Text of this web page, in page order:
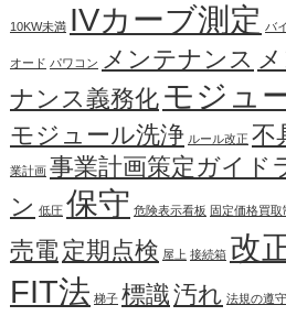
10KW未満 IVカーブ測定 バ
オード パワコン メンテナンス
ナンス義務化 モジュ
モジュール洗浄 ルール改正 不
業計画 事業計画策定ガイド
ン 低圧 保守 危険表示看板 固定価格買取
売電定期点検 屋上 接続箱 改
FIT法 梯子 標識汚れ 法規の遵守